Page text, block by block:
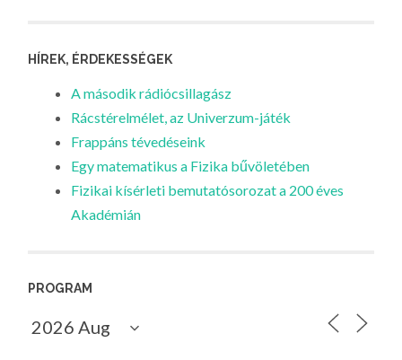
HÍREK, ÉRDEKESSÉGEK
A második rádiócsillagász
Rácstérelmélet, az Univerzum-játék
Frappáns tévedéseink
Egy matematikus a Fizika bűvöletében
Fizikai kísérleti bemutatósorozat a 200 éves
Akadémián
PROGRAM